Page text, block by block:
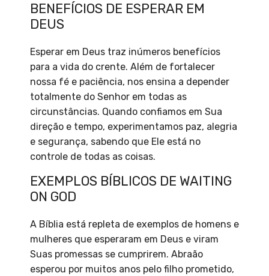
BENEFÍCIOS DE ESPERAR EM
DEUS
Esperar em Deus traz inúmeros benefícios
para a vida do crente. Além de fortalecer
nossa fé e paciência, nos ensina a depender
totalmente do Senhor em todas as
circunstâncias. Quando confiamos em Sua
direção e tempo, experimentamos paz, alegria
e segurança, sabendo que Ele está no
controle de todas as coisas.
EXEMPLOS BÍBLICOS DE WAITING
ON GOD
A Bíblia está repleta de exemplos de homens e
mulheres que esperaram em Deus e viram
Suas promessas se cumprirem. Abraão
esperou por muitos anos pelo filho prometido,